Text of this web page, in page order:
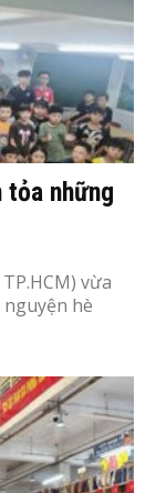
tỏa những
vừa
hè